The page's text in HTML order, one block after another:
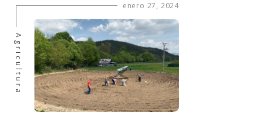
enero 27, 2024
Agricultura